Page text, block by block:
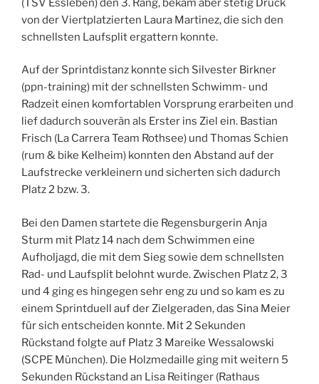
(TSV Essleben) den 3. Rang, bekam aber stetig Druck
von der Viertplatzierten Laura Martinez, die sich den
schnellsten Laufsplit ergattern konnte.
Auf der Sprintdistanz konnte sich Silvester Birkner
(ppn-training) mit der schnellsten Schwimm- und
Radzeit einen komfortablen Vorsprung erarbeiten und
lief dadurch souverän als Erster ins Ziel ein. Bastian
Frisch (La Carrera Team Rothsee) und Thomas Schien
(rum & bike Kelheim) konnten den Abstand auf der
Laufstrecke verkleinern und sicherten sich dadurch
Platz 2 bzw. 3.
Bei den Damen startete die Regensburgerin Anja
Sturm mit Platz 14 nach dem Schwimmen eine
Aufholjagd, die mit dem Sieg sowie dem schnellsten
Rad- und Laufsplit belohnt wurde. Zwischen Platz 2, 3
und 4 ging es hingegen sehr eng zu und so kam es zu
einem Sprintduell auf der Zielgeraden, das Sina Meier
für sich entscheiden konnte. Mit 2 Sekunden
Rückstand folgte auf Platz 3 Mareike Wessalowski
(SCPE München). Die Holzmedaille ging mit weitern 5
Sekunden Rückstand an Lisa Reitinger (Rathaus